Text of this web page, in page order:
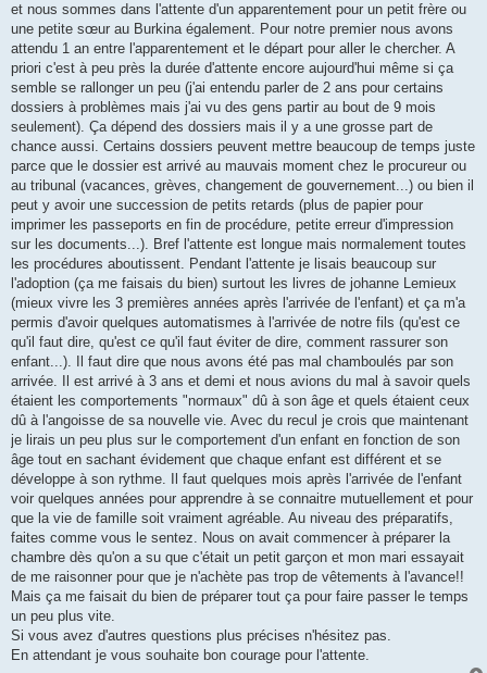
a
g
n
o
l
u
et nous sommes dans l'attente d'un apparentement pour un petit frère ou
une petite sœur au Burkina également. Pour notre premier nous avons
attendu 1 an entre l'apparentement et le départ pour aller le chercher. A
priori c'est à peu près la durée d'attente encore aujourd'hui même si ça
semble se rallonger un peu (j'ai entendu parler de 2 ans pour certains
dossiers à problèmes mais j'ai vu des gens partir au bout de 9 mois
seulement). Ça dépend des dossiers mais il y a une grosse part de
chance aussi. Certains dossiers peuvent mettre beaucoup de temps juste
parce que le dossier est arrivé au mauvais moment chez le procureur ou
au tribunal (vacances, grèves, changement de gouvernement...) ou bien il
peut y avoir une succession de petits retards (plus de papier pour
imprimer les passeports en fin de procédure, petite erreur d'impression
sur les documents...). Bref l'attente est longue mais normalement toutes
les procédures aboutissent. Pendant l'attente je lisais beaucoup sur
l'adoption (ça me faisais du bien) surtout les livres de johanne Lemieux
(mieux vivre les 3 premières années après l'arrivée de l'enfant) et ça m'a
permis d'avoir quelques automatismes à l'arrivée de notre fils (qu'est ce
qu'il faut dire, qu'est ce qu'il faut éviter de dire, comment rassurer son
enfant...). Il faut dire que nous avons été pas mal chamboulés par son
arrivée. Il est arrivé à 3 ans et demi et nous avions du mal à savoir quels
étaient les comportements "normaux" dû à son âge et quels étaient ceux
dû à l'angoisse de sa nouvelle vie. Avec du recul je crois que maintenant
je lirais un peu plus sur le comportement d'un enfant en fonction de son
âge tout en sachant évidement que chaque enfant est différent et se
développe à son rythme. Il faut quelques mois après l'arrivée de l'enfant
voir quelques années pour apprendre à se connaitre mutuellement et pour
que la vie de famille soit vraiment agréable. Au niveau des préparatifs,
faites comme vous le sentez. Nous on avait commencer à préparer la
chambre dès qu'on a su que c'était un petit garçon et mon mari essayait
de me raisonner pour que je n'achète pas trop de vêtements à l'avance!!
Mais ça me faisait du bien de préparer tout ça pour faire passer le temps
un peu plus vite.
Si vous avez d'autres questions plus précises n'hésitez pas.
En attendant je vous souhaite bon courage pour l'attente.